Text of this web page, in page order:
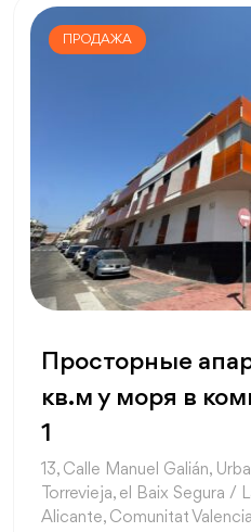
ПРОДАЖА
Просторные
кв.м у моря в
1
13, Calle Manuel Galián,
Torrevieja, el Baix Segura /
Alicante, Comunitat